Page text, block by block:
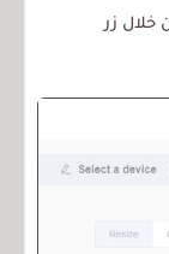
خلال زر